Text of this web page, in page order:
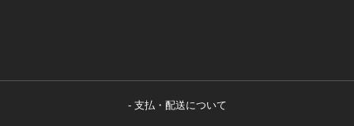
支払・配送について